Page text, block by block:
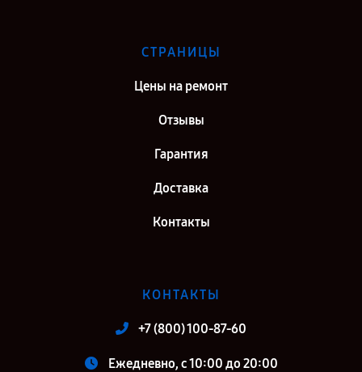
СТРАНИЦЫ
Цены на ремонт
Отзывы
Гарантия
Доставка
Контакты
КОНТАКТЫ
+7 (800) 100-87-60
Ежедневно, с 10:00 до 20:00